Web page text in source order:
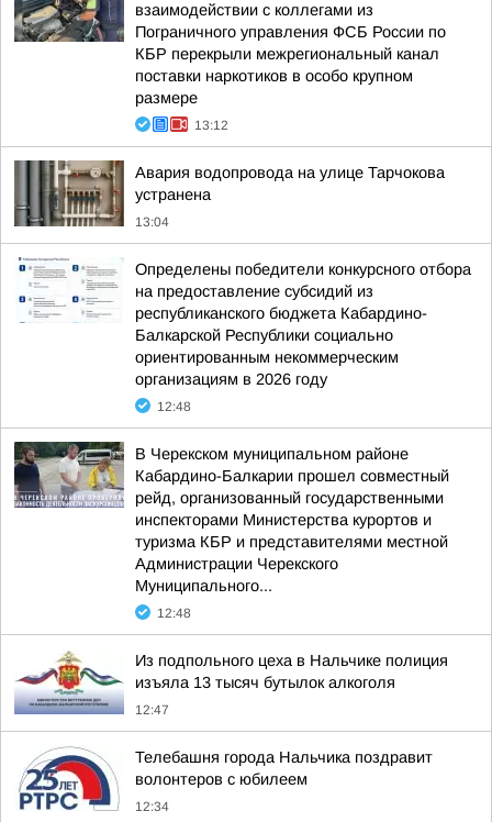
взаимодействии с коллегами из
Пограничного управления ФСБ России по
КБР перекрыли межрегиональный канал
поставки наркотиков в особо крупном
размере
13:12
Авария водопровода на улице Тарчокова
устранена
13:04
Определены победители конкурсного отбора
на предоставление субсидий из
республиканского бюджета Кабардино-
Балкарской Республики социально
ориентированным некоммерческим
организациям в 2026 году
12:48
В Черекском муниципальном районе
Кабардино-Балкарии прошел совместный
рейд, организованный государственными
инспекторами Министерства курортов и
туризма КБР и представителями местной
Администрации Черекского
Муниципального...
12:48
Из подпольного цеха в Нальчике полиция
изъяла 13 тысяч бутылок алкоголя
12:47
Телебашня города Нальчика поздравит
волонтеров с юбилеем
12:34